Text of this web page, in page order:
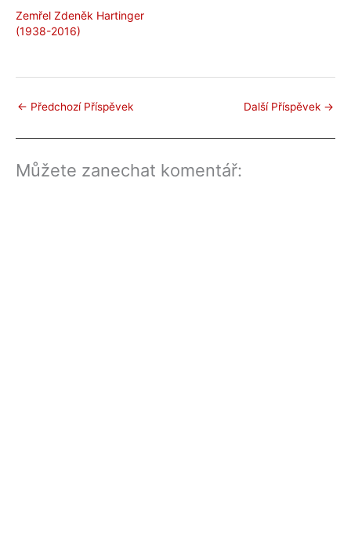
Zemřel Zdeněk Hartinger
(1938-2016)
← Předchozí Příspěvek Další Příspěvek →
Můžete zanechat komentář: